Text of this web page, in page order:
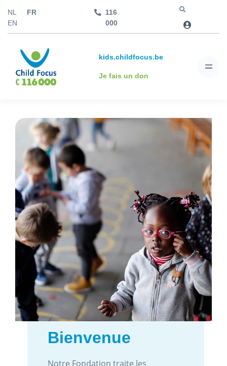
NL
FR
EN
116
000
kids.childfocus.be
Je fais un don
Images d'abus
sexuel d'enfants